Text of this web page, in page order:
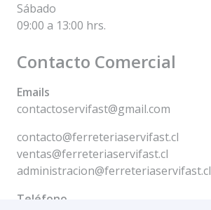
Sábado
09:00 a 13:00 hrs.
Contacto Comercial
Emails
contactoservifast@gmail.com
contacto@ferreteriaservifast.cl
ventas@ferreteriaservifast.cl
administracion@ferreteriaservifast.cl
Teléfono